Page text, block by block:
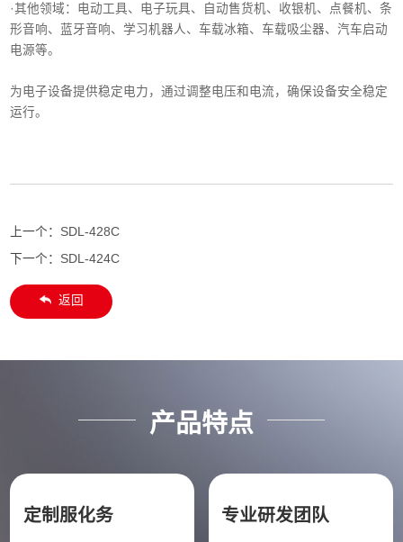
‌·其他领域‌：电动工具、电子玩具、自动售货机、收银机、点餐机、条
形音响、蓝牙音响、学习机器人、车载冰箱、车载吸尘器、汽车启动
电源等。
为电子设备提供稳定电力，通过调整电压和电流，确保设备安全稳定
运行。
上一个： SDL-428C
下一个： SDL-424C
返回
产品特点
定制服化务 专业研发团队